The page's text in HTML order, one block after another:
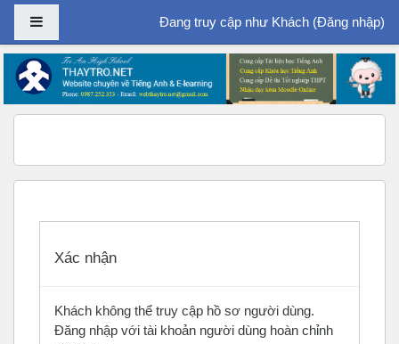
Chuyển tới nội dung chính
Bảng điều khiển cạnhĐang truy cập như Khách (Đăng nhập)
Xác nhận
Khách không thể truy cập hồ sơ người dùng.
Đăng nhập với tài khoản người dùng hoàn chỉnh